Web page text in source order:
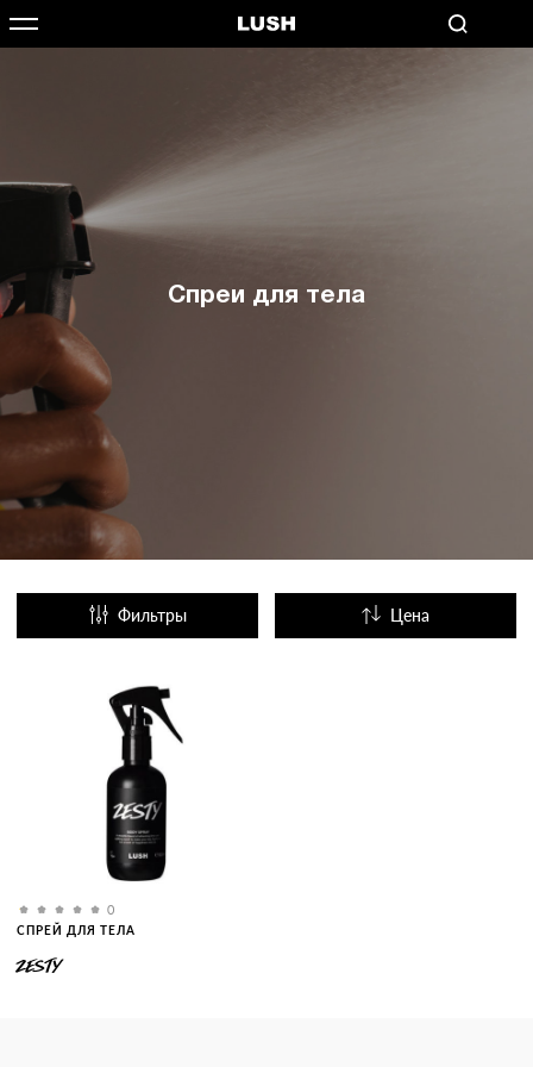
Спреи для тела
Фильтры Цена
0
СПРЕЙ ДЛЯ ТЕЛА
ZESTY